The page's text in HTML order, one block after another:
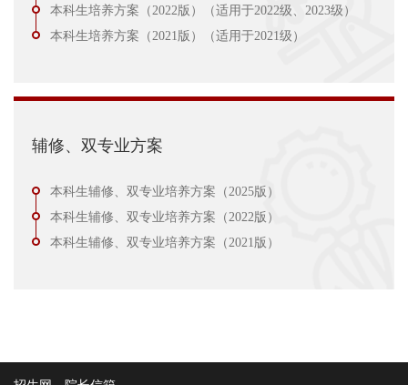
本科生培养方案（2022版）（适用于2022级、2023级）
本科生培养方案（2021版）（适用于2021级）
辅修、双专业方案
本科生辅修、双专业培养方案（2025版）
本科生辅修、双专业培养方案（2022版）
本科生辅修、双专业培养方案（2021版）